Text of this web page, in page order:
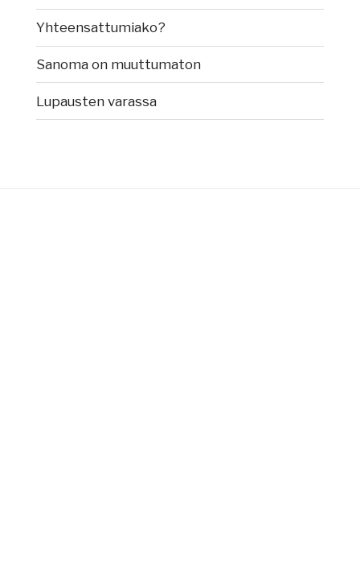
Yhteensattumiako?
Sanoma on muuttumaton
Lupausten varassa